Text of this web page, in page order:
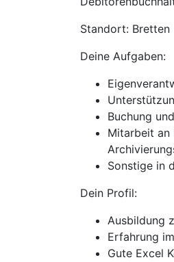
Standort: Bretten
Deine Aufgaben:
Buchung
Mitarbeit an
Sonstige in
Dein Profil:
Ausbildung
Erfahrung
Gute Excel